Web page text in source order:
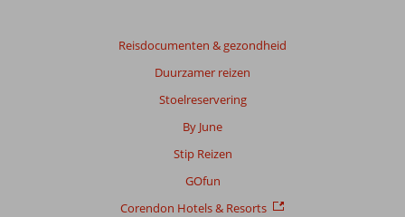
Reisdocumenten & gezondheid
Duurzamer reizen
Stoelreservering
By June
Stip Reizen
GOfun
Corendon Hotels & Resorts